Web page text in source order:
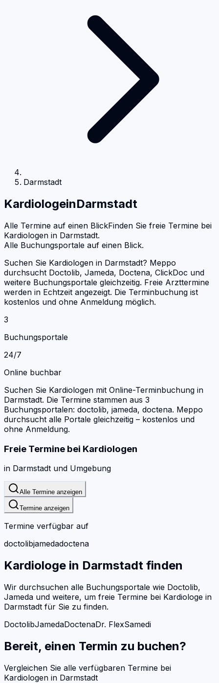
Darmstadt
KardiologeinDarmstadt
Alle Termine auf einen BlickFinden Sie freie Termine bei
Kardiologen in Darmstadt.
Alle Buchungsportale auf einen Blick.
Suchen Sie Kardiologen in Darmstadt? Meppo
durchsucht Doctolib, Jameda, Doctena, ClickDoc und
weitere Buchungsportale gleichzeitig. Freie Arzttermine
werden in Echtzeit angezeigt. Die Terminbuchung ist
kostenlos und ohne Anmeldung möglich.
3
Buchungsportale
24/7
Online buchbar
Suchen Sie Kardiologen mit Online-Terminbuchung in
Darmstadt. Die Termine stammen aus 3
Buchungsportalen: doctolib, jameda, doctena. Meppo
durchsucht alle Portale gleichzeitig – kostenlos und
ohne Anmeldung.
Freie Termine bei Kardiologen
in Darmstadt und Umgebung
Alle Termine anzeigen
Termine anzeigen
Termine verfügbar auf
doctolibjamedadoctena
Kardiologe in Darmstadt finden
Wir durchsuchen alle Buchungsportale wie Doctolib,
Jameda und weitere, um freie Termine bei Kardiologe in
Darmstadt für Sie zu finden.
DoctolibJamedaDoctenaDr. FlexSamedi
Bereit, einen Termin zu buchen?
Vergleichen Sie alle verfügbaren Termine bei
Kardiologen in Darmstadt